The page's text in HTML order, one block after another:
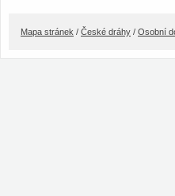
Mapa stránek / České dráhy / Osobní